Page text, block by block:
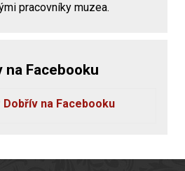
pracovníky muzea.
na Facebooku
Dobřív na Facebooku